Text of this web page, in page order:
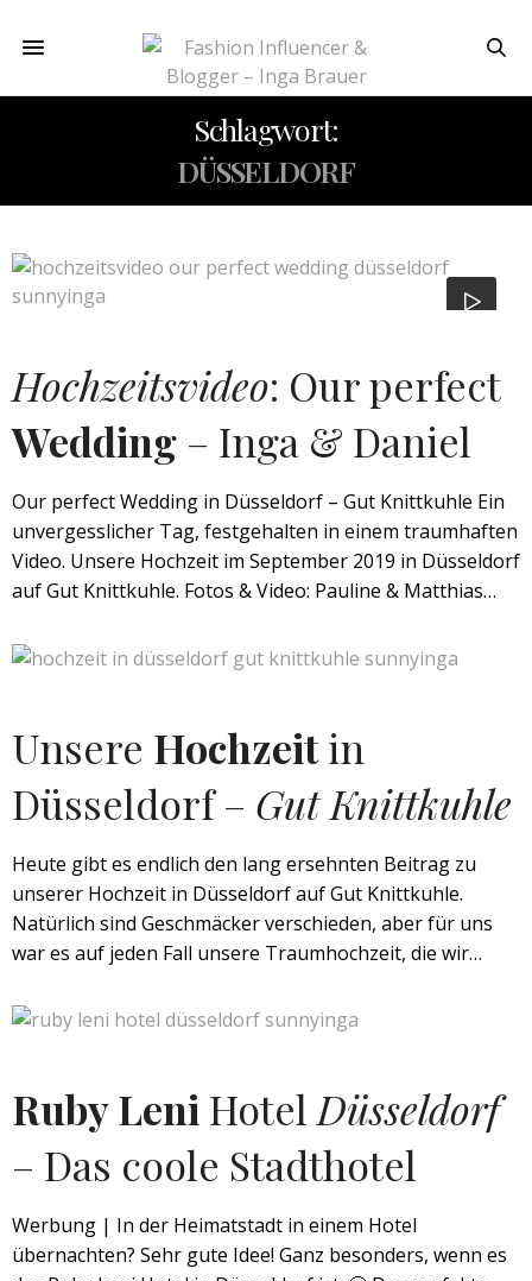
Schlagwort:
DÜSSELDORF
Hochzeitsvideo: Our perfect
Wedding – Inga & Daniel
Our perfect Wedding in Düsseldorf – Gut Knittkuhle Ein
unvergesslicher Tag, festgehalten in einem traumhaften
Video. Unsere Hochzeit im September 2019 in Düsseldorf
auf Gut Knittkuhle. Fotos & Video: Pauline & Matthias…
Unsere Hochzeitin
Düsseldorf – Gut Knittkuhle
Heute gibt es endlich den lang ersehnten Beitrag zu
unserer Hochzeit in Düsseldorf auf Gut Knittkuhle.
Natürlich sind Geschmäcker verschieden, aber für uns
war es auf jeden Fall unsere Traumhochzeit, die wir…
Ruby LeniHotelDüsseldorf
– Das coole Stadthotel
Werbung | In der Heimatstadt in einem Hotel
übernachten? Sehr gute Idee! Ganz besonders, wenn es